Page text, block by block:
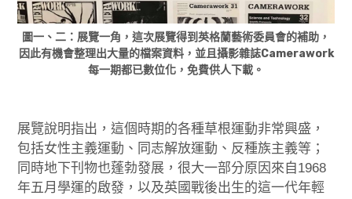
圖一、二：展覽一角，這次展覽得到英格蘭藝術委員會的補助，
因此有機會整理出大量的檔案資料，並且攝影雜誌Camerawork
每一期都已數位化，免費供人下載。
展覽說明指出，這個時期的各種草根運動非常興盛，
包括女性主義運動、同志解放運動、反種族主義等；
同時地下刊物也蓬勃發展，很大一部分原因來自1968
年五月學運的啟發，以及英國戰後出生的這一代年輕